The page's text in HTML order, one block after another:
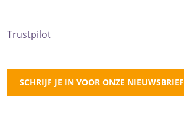
Trustpilot
SCHRIJF JE IN VOOR ONZE NIEUWSBRIEF